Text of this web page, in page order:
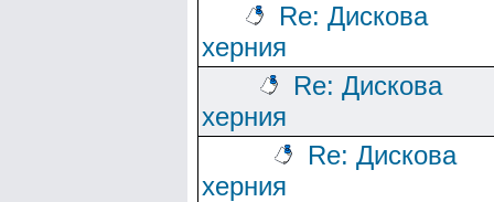
Re: Дискова
херния
Re: Дискова
херния
Re: Дискова
херния